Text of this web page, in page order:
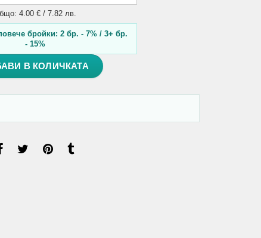
4.00 € / 7.82 лв.
бройки: 2 бр. - 7% / 3+ бр.
- 15%
В КОЛИЧКАТА